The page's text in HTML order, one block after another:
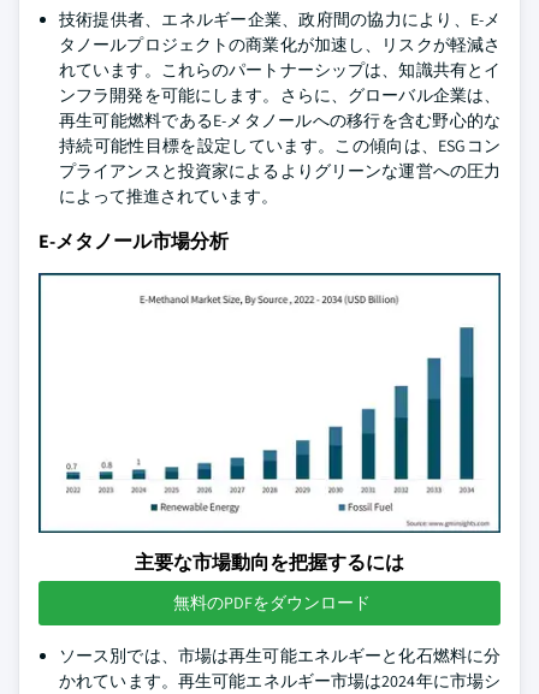
技術提供者、エネルギー企業、政府間の協力により、E-メ
タノールプロジェクトの商業化が加速し、リスクが軽減さ
れています。これらのパートナーシップは、知識共有とイ
ンフラ開発を可能にします。さらに、グローバル企業は、
再生可能燃料であるE-メタノールへの移行を含む野心的な
持続可能性目標を設定しています。この傾向は、ESGコン
プライアンスと投資家によるよりグリーンな運営への圧力
によって推進されています。
E-メタノール市場分析
主要な市場動向を把握するには
無料のPDFをダウンロード
ソース別では、市場は再生可能エネルギーと化石燃料に分
かれています。再生可能エネルギー市場は2024年に市場シ